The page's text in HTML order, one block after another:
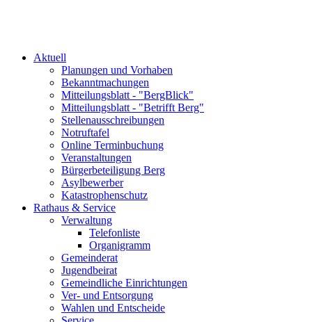
Aktuell
Planungen und Vorhaben
Bekanntmachungen
Mitteilungsblatt - "BergBlick"
Mitteilungsblatt - "Betrifft Berg"
Stellenausschreibungen
Notruftafel
Online Terminbuchung
Veranstaltungen
Bürgerbeteiligung Berg
Asylbewerber
Katastrophenschutz
Rathaus & Service
Verwaltung
Telefonliste
Organigramm
Gemeinderat
Jugendbeirat
Gemeindliche Einrichtungen
Ver- und Entsorgung
Wahlen und Entscheide